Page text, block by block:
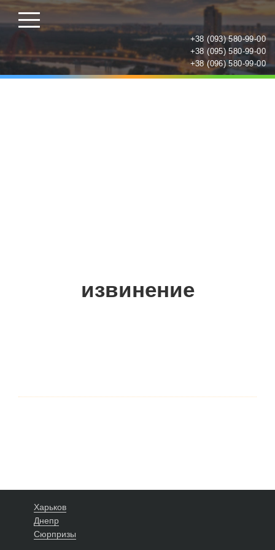
+38 (093) 580-99-00
+38 (095) 580-99-00
+38 (096) 580-99-00
извинение
Харьков
Днепр
Сюрпризы